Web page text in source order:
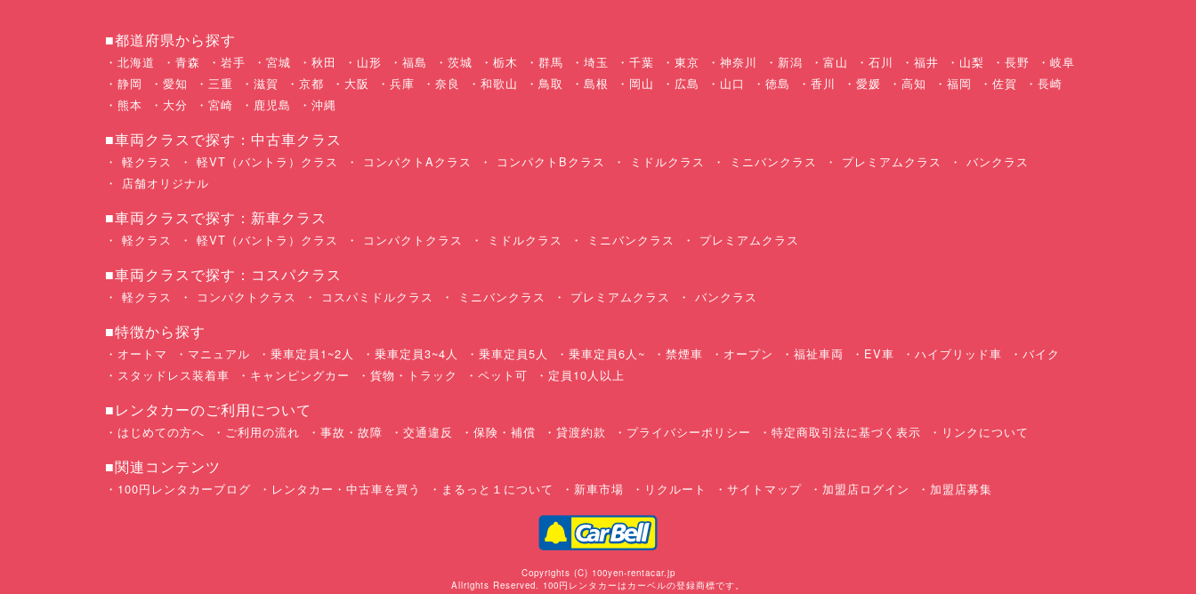
■都道府県から探す
北海道 青森 岩手 宮城 秋田 山形 福島 茨城 栃木 群馬 埼玉 千葉 東京 神奈川 新潟 富山 石川 福井 山梨 長野
岐阜
静岡
愛知 三重 滋賀 京都 大阪 兵庫 奈良 和歌山 鳥取 島根 岡山 広島 山口 徳島 香川 愛媛 高知 福岡 佐賀
長崎
熊本
大分 宮崎 鹿児島 沖縄
■車両クラスで探す：中古車クラス
軽クラス 軽VT（バントラ）クラス コンパクトAクラス コンパクトBクラス ミドルクラス ミニバンクラス プレミアムクラス
バンクラス
店舗オリジナル
■車両クラスで探す：新車クラス
軽クラス 軽VT（バントラ）クラス コンパクトクラス ミドルクラス ミニバンクラス プレミアムクラス
■車両クラスで探す：コスパクラス
軽クラス コンパクトクラス コスパミドルクラス ミニバンクラス プレミアムクラス バンクラス
■特徴から探す
オートマ マニュアル 乗車定員1~2人 乗車定員3~4人 乗車定員5人 乗車定員6人~ 禁煙車 オープン 福祉車両 EV車 ハイブリッド車
バイク
スタッドレス装着車
キャンピングカー 貨物・トラック ペット可 定員10人以上
■レンタカーのご利用について
はじめての方へ ご利用の流れ 事故・故障 交通違反 保険・補償 貸渡約款 プライバシーポリシー 特定商取引法に基づく表示 リンクについて
■関連コンテンツ
100円レンタカーブログ レンタカー・中古車を買う まるっと１について 新車市場 リクルート サイトマップ 加盟店ログイン 加盟店募集
Copyrights (C) 100yen-rentacar.jp
Allrights Reserved. 100円レンタカーはカーベルの登録商標です。